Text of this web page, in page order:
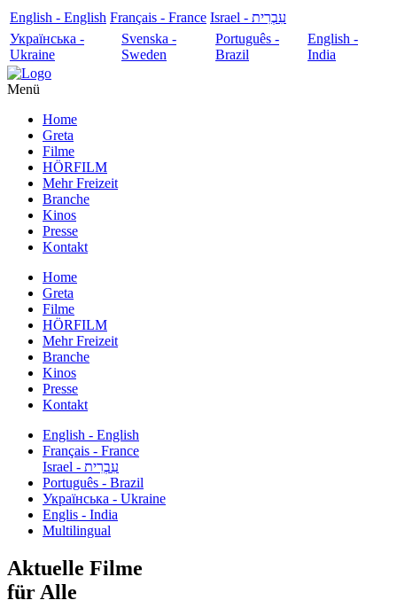
English - English Français - France
עִבְרִית - Israel
Українська -
Ukraine
Svenska -
Sweden
Português -
Brazil
English -
India
Menü
Home
Greta
Filme
HÖRFILM
Mehr Freizeit
Branche
Kinos
Presse
Kontakt
Home
Greta
Filme
HÖRFILM
Mehr Freizeit
Branche
Kinos
Presse
Kontakt
English - English
Français - France
עִבְרִית - Israel
Português - Brazil
Українська - Ukraine
Englis - India
Multilingual
Aktuelle Filme
für Alle